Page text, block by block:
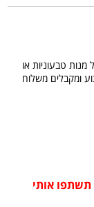
מנות טבעוניות או
ומקבלים משלוח
אותי